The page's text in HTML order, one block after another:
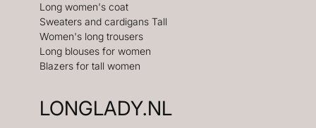
Long women's coat
Sweaters and cardigans Tall
Women's long trousers
Long blouses for women
Blazers for tall women
LONGLADY.NL